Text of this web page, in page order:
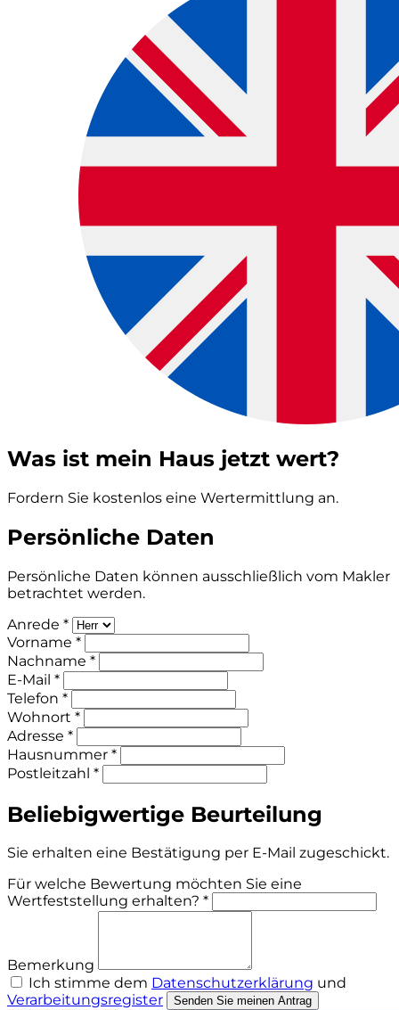
Was ist mein Haus jetzt wert?
Fordern Sie kostenlos eine Wertermittlung an.
Persönliche Daten
Persönliche Daten können ausschließlich vom Makler
betrachtet werden.
Anrede *
Vorname *
Nachname *
E-Mail *
Telefon *
Wohnort *
Adresse *
Hausnummer *
Postleitzahl *
Beliebigwertige Beurteilung
Sie erhalten eine Bestätigung per E-Mail zugeschickt.
Für welche Bewertung möchten Sie eine
Wertfeststellung erhalten? *
Bemerkung
Ich stimme dem Datenschutzerklärung und
Verarbeitungsregister
Senden Sie meinen Antrag